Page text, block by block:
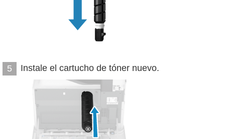
5 Instale el cartucho de tóner nuevo.